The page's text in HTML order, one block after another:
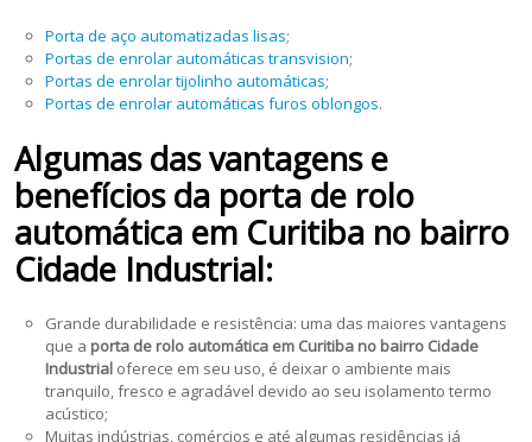
Porta de aço automatizadas lisas;
Portas de enrolar automáticas transvision;
Portas de enrolar tijolinho automáticas;
Portas de enrolar automáticas furos oblongos.
Algumas das vantagens e
benefícios da porta de rolo
automática em Curitiba no bairro
Cidade Industrial:
Grande durabilidade e resistência: uma das maiores vantagens
que a porta de rolo automática em Curitiba no bairro Cidade
Industrial oferece em seu uso, é deixar o ambiente mais
tranquilo, fresco e agradável devido ao seu isolamento termo
acústico;
Muitas indústrias, comércios e até algumas residências já